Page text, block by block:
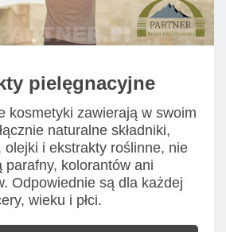
pielęgnacyjne
kosmetyki zawierają w swoim
naturalne składniki,
olejki i ekstrakty roślinne, nie
parafny, kolorantów ani
Odpowiednie są dla każdej
wieku i płci.